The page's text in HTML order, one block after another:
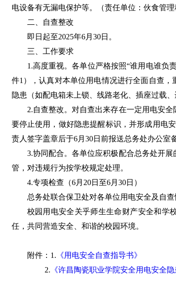
电设备有无漏电保护等。（责任单位：伙食管理
二、自查整改
即日起至2025年6月30日。
三、工作要求
1.高度重视。各单位严格按照“谁用电谁负
件1），认真对本单位用电情况进行全面自查
隐患（如配电箱未上锁、线路老化、插座过载、
2.自查整改。对自查出来存在一定用电安
要停止使用，做好隐患提醒标识，并形成用电
责人签字盖章后于6月30日前报送总务处办公室
3.协同配合。各单位应积极配合总务处开
管，对违规行为按学校规定处理。
4.专项检查（6月20日至6月30日）
总务处联合保卫处对各单位用电安全及自
校园用电安全关乎师生生命财产安全和学
任，共同营造安全、和谐的校园环境。
附件：1. 《用电安全自查指导书》
2. 《许昌陶瓷职业学院安全用电安全隐